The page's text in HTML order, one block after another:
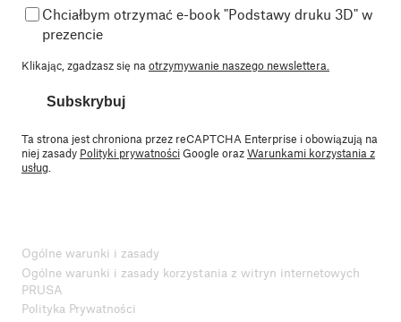
Chciałbym otrzymać e-book "Podstawy druku 3D" w
prezencie
Klikając, zgadzasz się na otrzymywanie naszego newslettera.
Subskrybuj
Ta strona jest chroniona przez reCAPTCHA Enterprise i obowiązują na
niej zasady Polityki prywatnościGoogle orazWarunkami korzystania z
usług
Ogólne warunki i zasady
Ogólne warunki i zasady korzystania z witryn internetowych
PRUSA
Polityka Prywatności